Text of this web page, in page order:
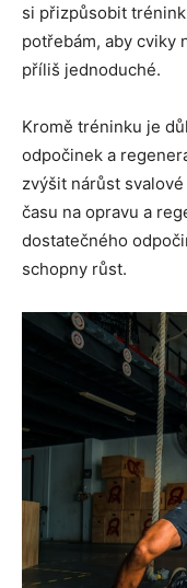
si přizpůsobit
potřebám, aby cviky
příliš jednoduché.
Kromě tréninku je
odpočinek a
zvýšit nárůst
času na opravu a
dostatečného
schopny růst.